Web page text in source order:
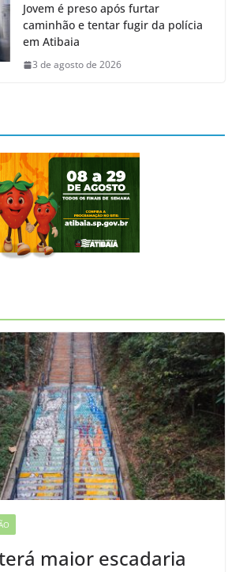
Jovem é preso após furtar
caminhão e tentar fugir da polícia
em Atibaia
3 de agosto de 2026
maior escadaria